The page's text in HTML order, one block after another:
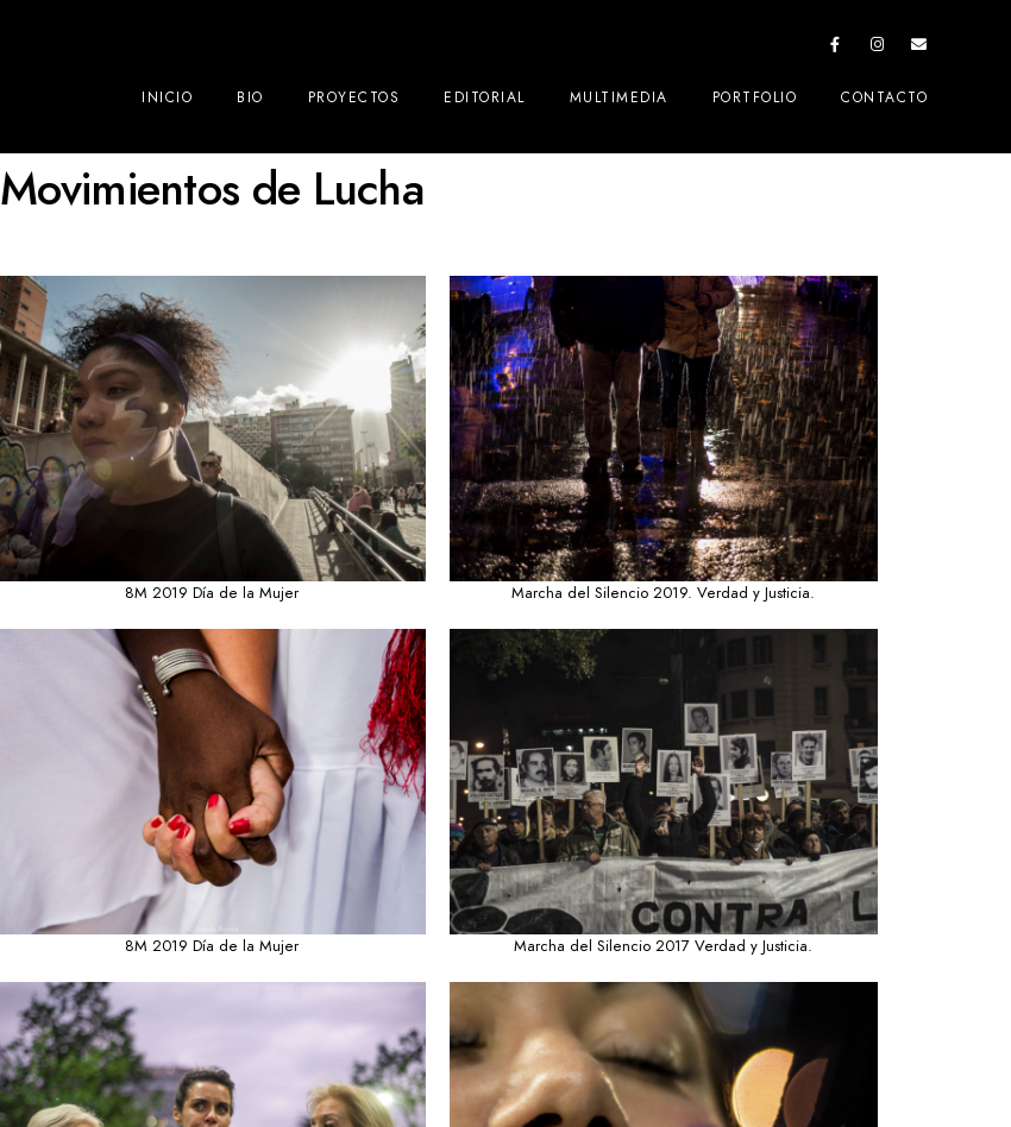
INICIO BIO PROYECTOS EDITORIAL MULTIMEDIA PORTFOLIO CONTACTO
Movimientos de Lucha
8M 2019 Día de la Mujer Marcha del Silencio 2019. Verdad y Justicia.
8M 2019 Día de la Mujer Marcha del Silencio 2017 Verdad y Justicia.